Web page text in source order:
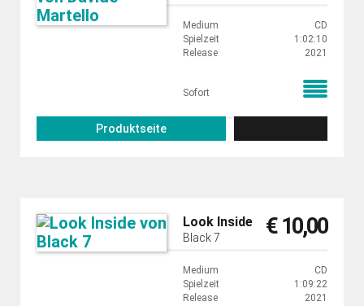
Medium
CD
Spielzeit
1:02:10
Release
2021
Sofort
Produktseite
Look Inside
Black 7 € 10,00
Medium
CD
Spielzeit
1:09:22
Release
2021